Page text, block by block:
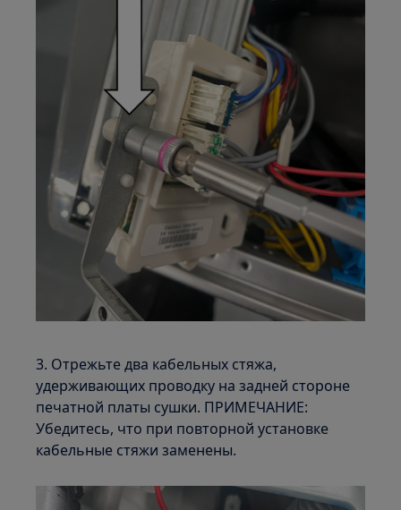
3. Отрежьте два кабельных стяжа,
удерживающих проводку на задней стороне
печатной платы сушки. ПРИМЕЧАНИЕ:
Убедитесь, что при повторной установке
кабельные стяжи заменены.